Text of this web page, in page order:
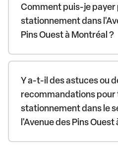
Comment puis-je payer
stationnement dans
Pins Ouest à Montréal ?
Y a-t-il des astuces ou
recommandations pour
stationnement dans le
l'Avenue des Pins